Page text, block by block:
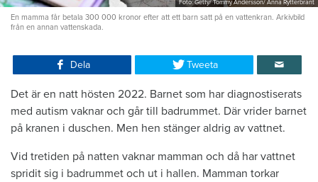
Foto: Getty/ Tommy Andersson/ Anna Rytterbrant
En mamma får betala 300 000 kronor efter att ett barn satt på en vattenkran. Arkivbild
från en annan vattenskada.
Dela Tweeta
Det är en natt hösten 2022. Barnet som har diagnostiserats
med autism vaknar och går till badrummet. Där vrider barnet
på kranen i duschen. Men hen stänger aldrig av vattnet.
Vid tretiden på natten vaknar mamman och då har vattnet
spridit sig i badrummet och ut i hallen. Mamman torkar